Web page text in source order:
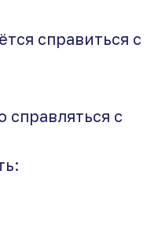
справиться с
с